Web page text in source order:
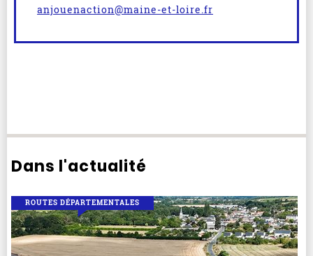
anjouenaction@maine-et-loire.fr
Dans l'actualité
ROUTES DÉPARTEMENTALES